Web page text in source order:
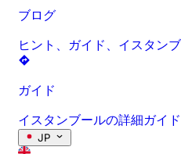
ブログ
ヒント、ガイド、イスタン
ガイド
イスタンブールの詳細ガイド
JP